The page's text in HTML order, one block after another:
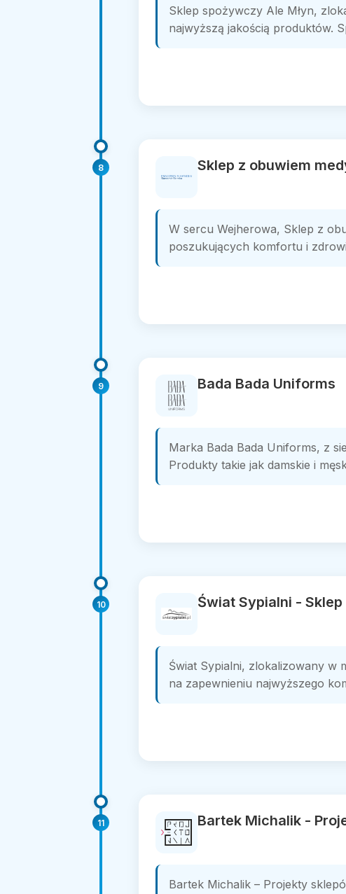
Sklep spożywczy Ale Młyn,
najwyższą jakością produktów.
8 Sklep z obuwiem
W sercu Wejherowa, Sklep z
poszukujących komfortu i
9 Bada Bada Uniforms
Marka Bada Bada Uniforms, z
Produkty takie jak damskie i
10 Świat Sypialni -
Świat Sypialni, zlokalizowany w
na zapewnieniu najwyższego
11 Bartek Michalik -
Bartek Michalik – Projekty